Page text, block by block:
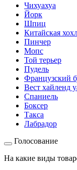
Чихуахуа
Йорк
Шпиц
Китайская
Пинчер
Мопс
Той терьер
Пудель
Французский
Вест хайленд
Спаниель
Боксер
Такса
Лабрадор
Голосование
На какие виды